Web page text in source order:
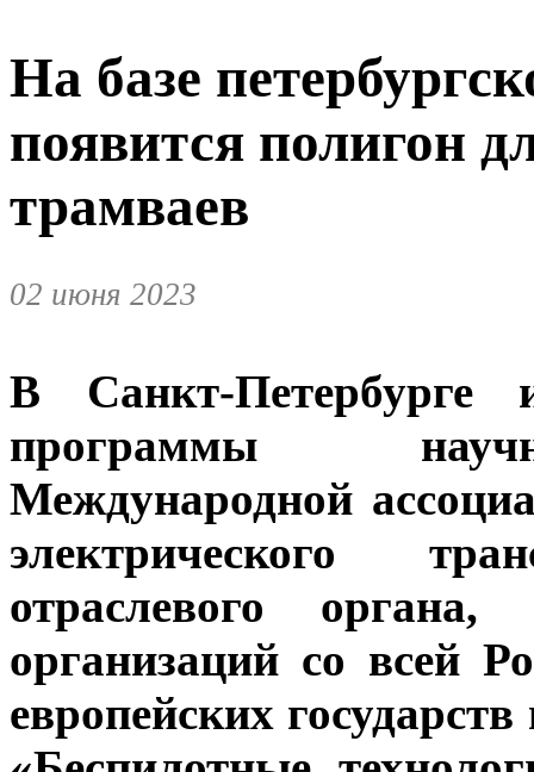
На базе
появится полигон
трамваев
02 июня 2023
В Санкт-Петербурге
программы н
Международной
электрического
отраслевого
организаций со всей
европейских